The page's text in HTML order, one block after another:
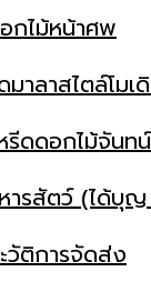
กไม้หน้าศพ
าลาสไตล์โมเ
ดดอกไม้จันทน์
ารสัตว์ (ได้บุ
วัติการจัดส่ง